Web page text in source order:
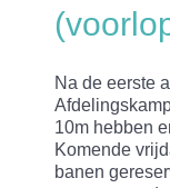
Na de eerste
10m hebben
Komende
banen